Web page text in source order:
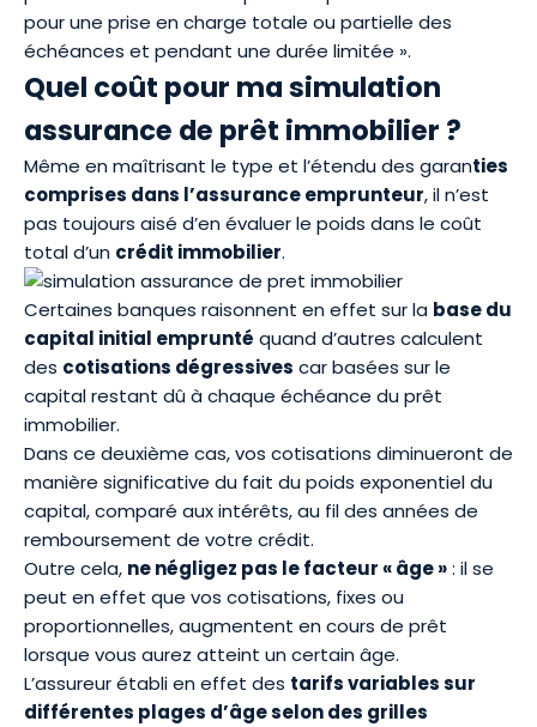
pour une prise en charge totale ou partielle des
échéances et pendant une durée limitée ».
Quel coût pour ma simulation
assurance de prêt immobilier ?
Même en maîtrisant le type et l’étendu des garanties
comprises dans l’assurance emprunteur, il n’est
pas toujours aisé d’en évaluer le poids dans le coût
total d’un crédit immobilier.
Certaines banques raisonnent en effet sur la base du
capital initial emprunté quand d’autres calculent
des cotisations dégressives car basées sur le
capital restant dû à chaque échéance du prêt
immobilier.
Dans ce deuxième cas, vos cotisations diminueront de
manière significative du fait du poids exponentiel du
capital, comparé aux intérêts, au fil des années de
remboursement de votre crédit.
Outre cela, ne négligez pas le facteur « âge »: il se
peut en effet que vos cotisations, fixes ou
proportionnelles, augmentent en cours de prêt
lorsque vous aurez atteint un certain âge.
L’assureur établi en effet des tarifs variables sur
différentes plages d’âge selon des grilles